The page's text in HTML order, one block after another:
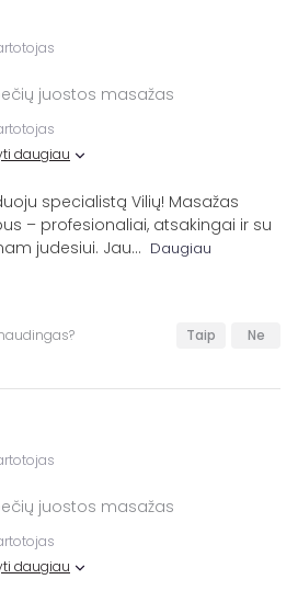
juostos masažas
daugiau
specialistą Vilių! Masažas
– profesionaliai, atsakingai ir su
judesiui. Jau... Daugiau
Taip Ne
juostos masažas
daugiau